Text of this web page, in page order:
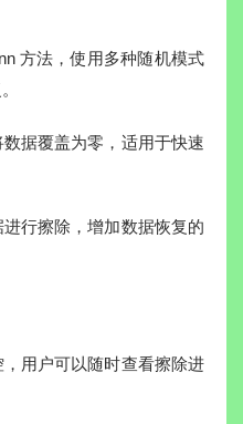
方法，使用多种随机模式
据覆盖为零，适用于快速
行擦除，增加数据恢复的
用户可以随时查看擦除进